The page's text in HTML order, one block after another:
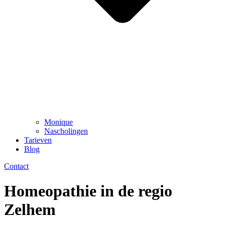
Monique
Nascholingen
Tarieven
Blog
Contact
Homeopathie in de regio
Zelhem